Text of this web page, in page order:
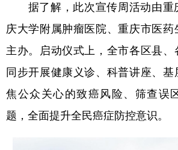
据了解，此次宣传周活动由重
庆大学附属肿瘤医院、重庆市医
主办。启动仪式上，全市各区县
同步开展健康义诊、科普讲座、
焦公众关心的致癌风险、筛查误
题，全面提升全民癌症防控意识。